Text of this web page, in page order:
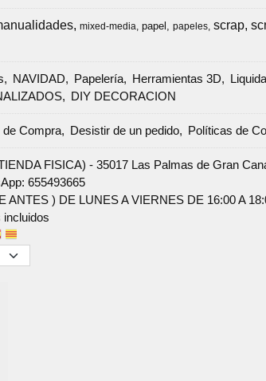
mixed-media papel papeles scrap
NAVIDAD Papelería Herramientas 3D
DIY DECORACION
Compra Desistir de un pedido Políticas de
FISICA) - 35017 Las Palmas de Gran
655493665
) DE LUNES A VIERNES DE 16:00 A